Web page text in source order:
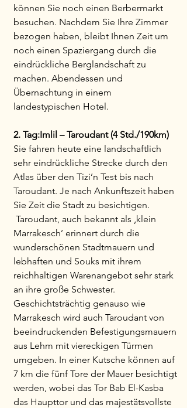
können Sie noch einen Berbermarkt
besuchen. Nachdem Sie Ihre Zimmer
bezogen haben, bleibt Ihnen Zeit um
noch einen Spaziergang durch die
eindrückliche Berglandschaft zu
machen. Abendessen und
Übernachtung in einem
landestypischen Hotel.
2. Tag:Imlil – Taroudant (4 Std./190km)
Sie fahren heute eine landschaftlich
sehr eindrückliche Strecke durch den
Atlas über den Tizi’n Test bis nach
Taroudant. Je nach Ankunftszeit haben
Sie Zeit die Stadt zu besichtigen.
Taroudant, auch bekannt als ‚klein
Marrakesch’ erinnert durch die
wunderschönen Stadtmauern und
lebhaften und Souks mit ihrem
reichhaltigen Warenangebot sehr stark
an ihre große Schwester.
Geschichtsträchtig genauso wie
Marrakesch wird auch Taroudant von
beeindruckenden Befestigungsmauern
aus Lehm mit viereckigen Türmen
umgeben. In einer Kutsche können auf
7 km die fünf Tore der Mauer besichtigt
werden, wobei das Tor Bab El-Kasba
das Haupttor und das majestätsvollste